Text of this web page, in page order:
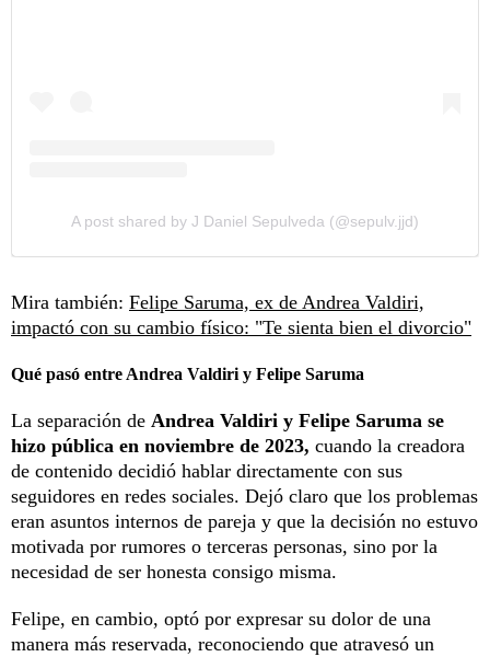
A post shared by J Daniel Sepulveda (@sepulv.jjd)
Mira también: Felipe Saruma, ex de Andrea Valdiri,
impactó con su cambio físico: "Te sienta bien el divorcio"
Qué pasó entre Andrea Valdiri y Felipe Saruma
La separación de Andrea Valdiri y Felipe Saruma se
hizo pública en noviembre de 2023, cuando la creadora
de contenido decidió hablar directamente con sus
seguidores en redes sociales. Dejó claro que los problemas
eran asuntos internos de pareja y que la decisión no estuvo
motivada por rumores o terceras personas, sino por la
necesidad de ser honesta consigo misma.
Felipe, en cambio, optó por expresar su dolor de una
manera más reservada, reconociendo que atravesó un